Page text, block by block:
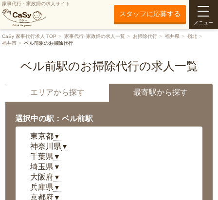
家事代行・家政婦の求人サイト
スタッフに応募する
メニュー
CaSy 家事代行求人 TOP 家事代行･家政婦の求人一覧 お掃除代行 福井県
嶺北
福井市
ベル前駅のお掃除代行
ベル前駅のお掃除代行の求人一覧
エリアから探す 最寄駅から探す
選択中の駅：ベル前駅
東京都▼
神奈川県 ▼
千葉県 ▼
埼玉県 ▼
大阪府▼
兵庫県 ▼
京都府▼